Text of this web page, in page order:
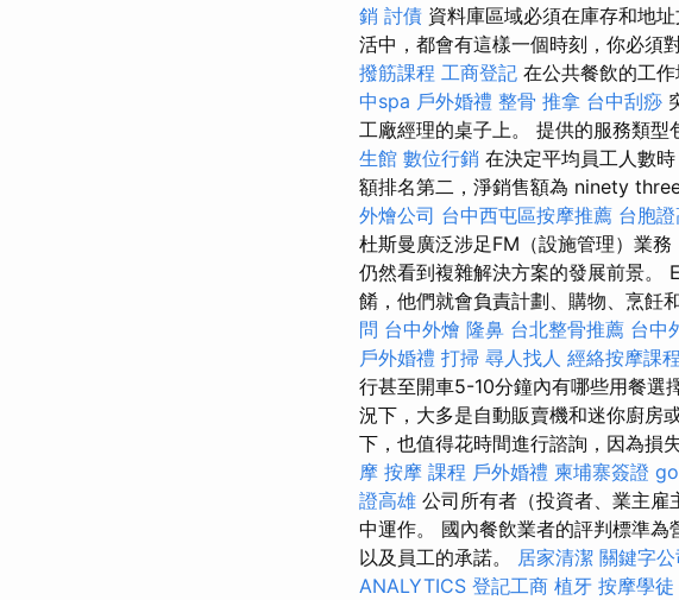
銷 討債 資料庫區域必須在庫存和地址
活中，都會有這樣一個時刻，你必須
撥筋課程 工商登記 在公共餐飲的工
中spa 戶外婚禮 整骨 推拿 台中刮痧
工廠經理的桌子上。 提供的服務類型
生館 數位行銷 在決定平均員工人數
額排名第二，淨銷售額為 ninety
外燴公司 台中西屯區按摩推薦 台胞
杜斯曼廣泛涉足FM（設施管理）業
仍然看到複雜解決方案的發展前景。
餚，他們就會負責計劃、購物、烹
問 台中外燴 隆鼻 台北整骨推薦 台中
戶外婚禮 打掃 尋人找人 經絡按摩課程
行甚至開車5-10分鐘內有哪些用餐選
況下，大多是自動販賣機和迷你廚房
下，也值得花時間進行諮詢，因為損
摩 按摩 課程 戶外婚禮 柬埔寨簽證
證高雄 公司所有者（投資者、業主
中運作。 國內餐飲業者的評判標準
以及員工的承諾。 居家清潔 關鍵字公
ANALYTICS 登記工商 植牙 按摩學徒